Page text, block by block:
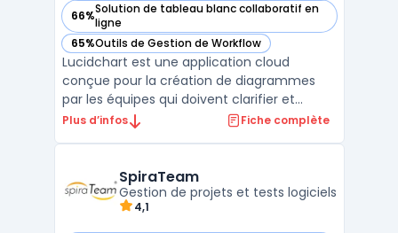
66%Solution de tableau blanc collaboratif en
ligne
— voir Lucidchart dans cette catégorie
65%Outils de Gestion de Workflow
— voir Lucidchart dans cette catégorie
Lucidchart est une application cloud
conçue pour la création de diagrammes
par les équipes qui doivent clarifier et
partager des processus à distance. Cette
documentaire centralisée. Lucidchart
s'adresse aux gr ...
Plus d’infos Fiche complète
SpiraTeam
Gestion de projets et tests logiciels
4,1